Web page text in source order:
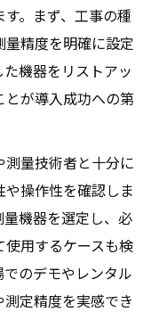
。まず、工事の種
精度を明確に設定
機器をリストアッ
とが導入成功への第
量技術者と十分に
操作性を確認しま
機器を選定し、必
用するケースも検
のデモやレンタル
定精度を実感でき